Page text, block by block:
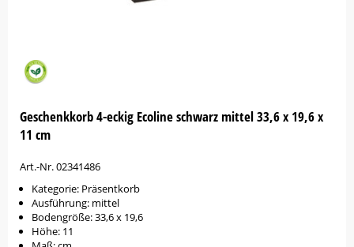
Geschenkkorb 4-eckig Ecoline schwarz mittel 33,6 x 19,6 x
11 cm
Art.-Nr. 02341486
Kategorie: Präsentkorb
Ausführung: mittel
Bodengröße: 33,6 x 19,6
Höhe: 11